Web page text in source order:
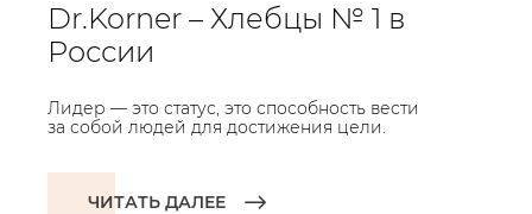
Dr.Korner – Хлебцы № 1 в
России
Лидер — это статус, это способность вести
за собой людей для достижения цели.
ЧИТАТЬ ДАЛЕЕ